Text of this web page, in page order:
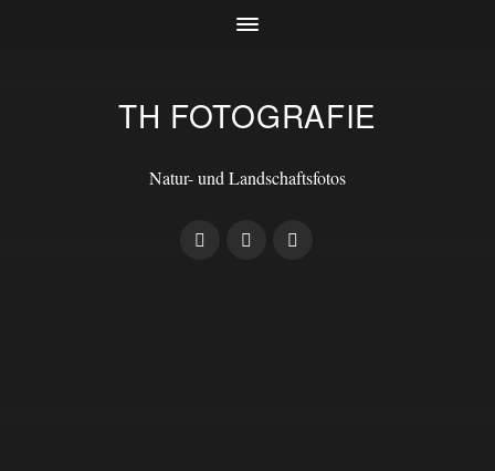
TH FOTOGRAFIE
Natur- und Landschaftsfotos